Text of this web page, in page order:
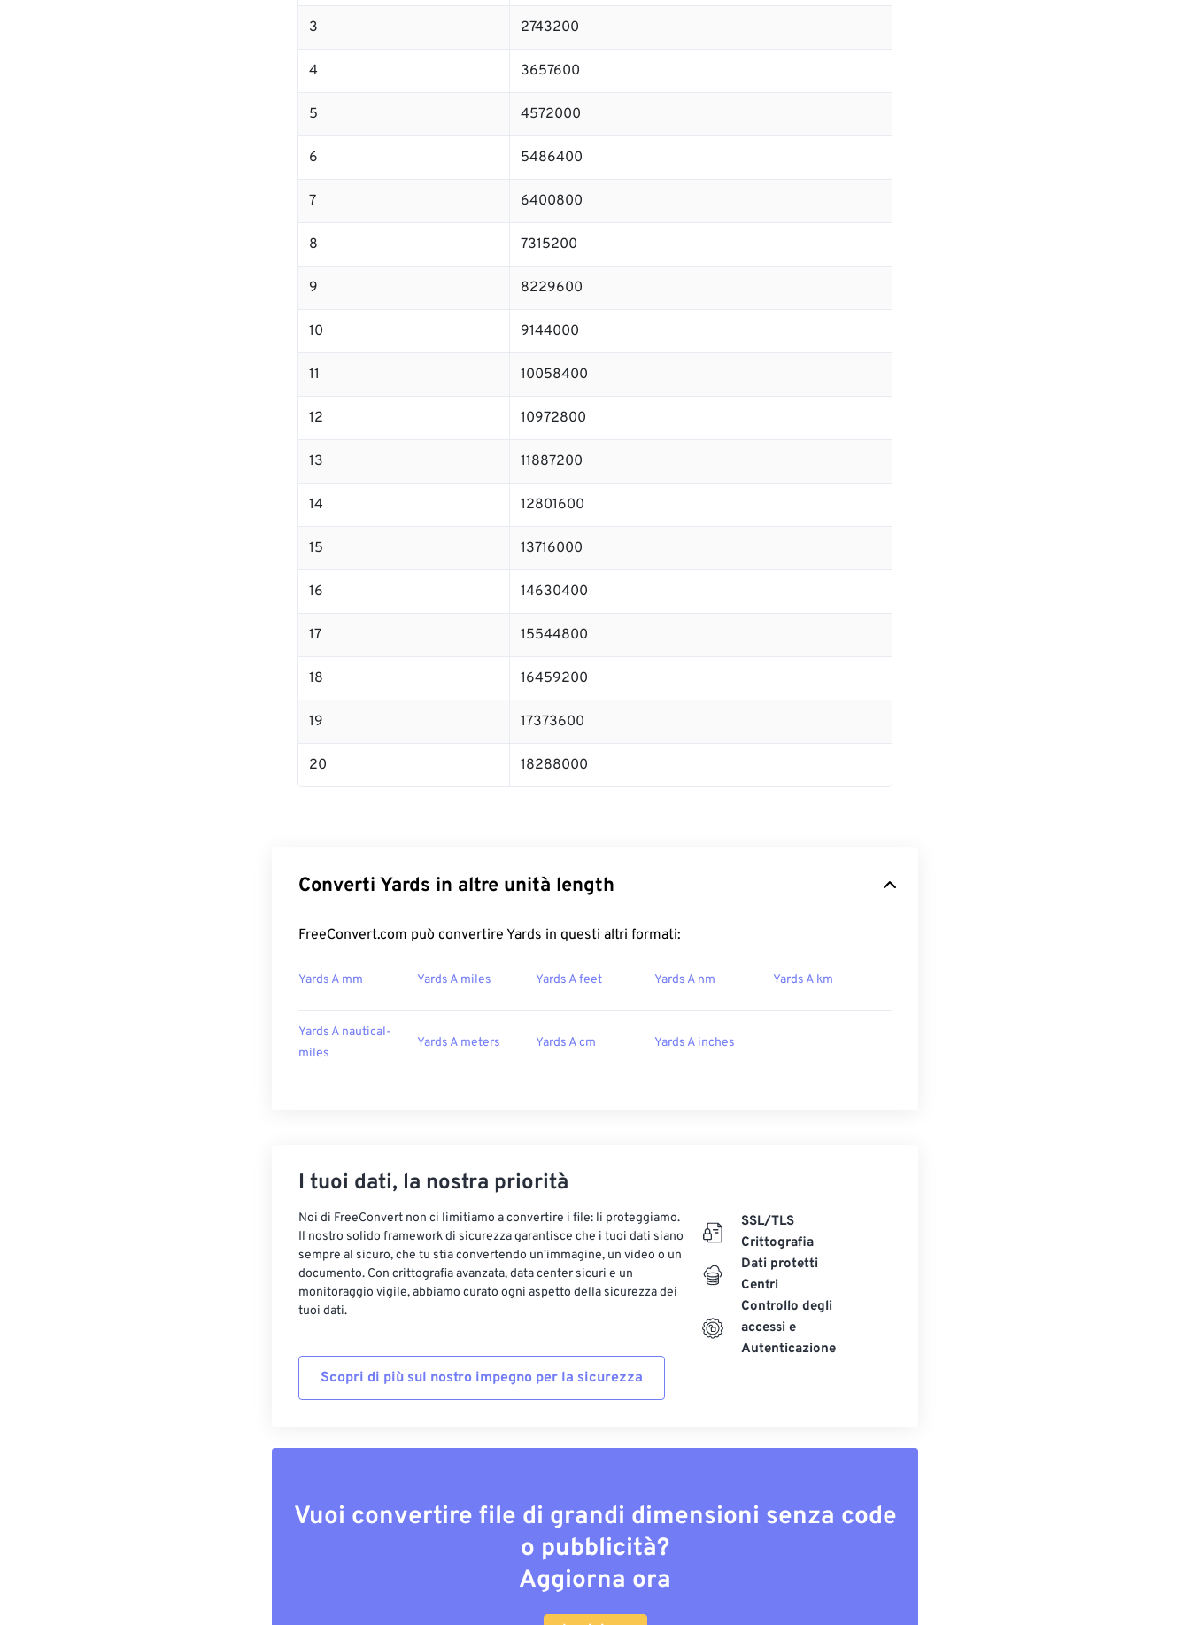
3 2743200
4 3657600
5 4572000
6 5486400
7 6400800
8 7315200
9 8229600
10 9144000
11 10058400
12 10972800
13 11887200
14 12801600
15 13716000
16 14630400
17 15544800
18 16459200
19 17373600
20 18288000
Converti Yards in altre unità length
FreeConvert.com può convertire Yards in questi altri formati:
Yards A mm Yards A miles Yards A feet Yards A nm Yards A km
Yards A nautical-
miles
Yards A meters Yards A cm Yards A inches
I tuoi dati, la nostra priorità
Noi di FreeConvert non ci limitiamo a convertire i file: li proteggiamo.
Il nostro solido framework di sicurezza garantisce che i tuoi dati siano
sempre al sicuro, che tu stia convertendo un'immagine, un video o un
documento. Con crittografia avanzata, data center sicuri e un
monitoraggio vigile, abbiamo curato ogni aspetto della sicurezza dei
tuoi dati.
Scopri di più sul nostro impegno per la sicurezza
SSL/TLS
Crittografia
Dati protetti
Centri
Controllo degli
accessi e
Autenticazione
Vuoi convertire file di grandi dimensioni senza code
o pubblicità?
Aggiorna ora